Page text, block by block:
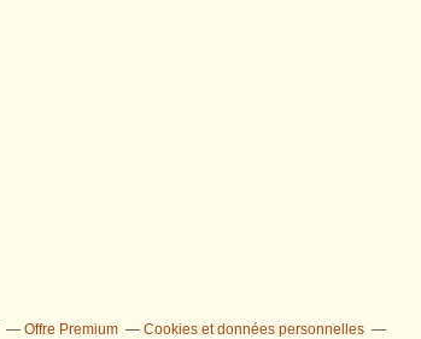
Offre Premium
Cookies et données personnelles